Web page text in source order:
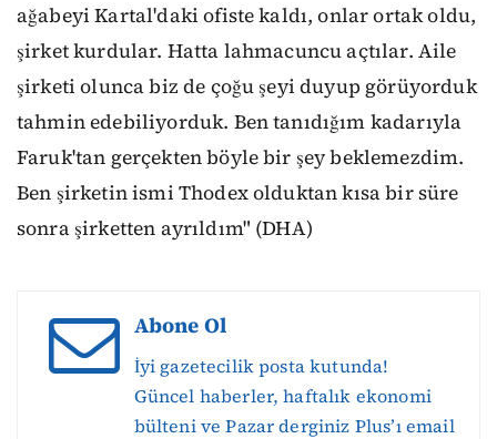
ağabeyi Kartal'daki ofiste kaldı, onlar ortak oldu,
şirket kurdular. Hatta lahmacuncu açtılar. Aile
şirketi olunca biz de çoğu şeyi duyup görüyorduk
tahmin edebiliyorduk. Ben tanıdığım kadarıyla
Faruk'tan gerçekten böyle bir şey beklemezdim.
Ben şirketin ismi Thodex olduktan kısa bir süre
sonra şirketten ayrıldım" (DHA)
Abone Ol
İyi gazetecilik posta kutunda!
Güncel haberler, haftalık ekonomi
bülteni ve Pazar derginiz Plus’ı email